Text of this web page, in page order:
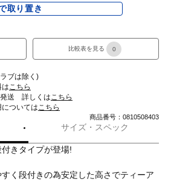
取り置き
比較表を見る 0
ブは除く)
こちら
送 詳しくはこちら
ついてはこちら
商品番号：0810508403
サイズ・スペック
きタイプが登場!
く段付きの為安定した高さでティーア